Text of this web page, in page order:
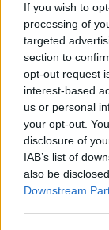
If you wish to
processing of
targeted
section to
opt-out request
interest-based
us or personal
your opt-out.
disclosure of
IAB’s list of
also be
Downstream
alváshoz
maradnak. Ez
az alvás
érintettek
mozgásra.